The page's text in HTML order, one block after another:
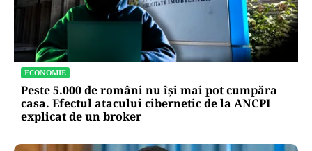
ECONOMIE
Peste 5.000 de români nu își mai pot cumpăra
casa. Efectul atacului cibernetic de la ANCPI
explicat de un broker